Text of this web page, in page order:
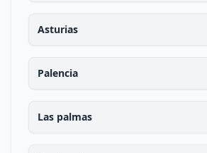
Asturias
Palencia
Las palmas